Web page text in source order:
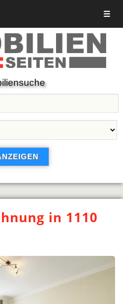
☰
in 1110